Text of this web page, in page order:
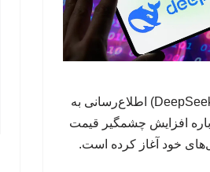
شرکت دیپ‌سیک (DeepSeek) اطلاع‌رسانی به
افزایش چشمگیر قیمت